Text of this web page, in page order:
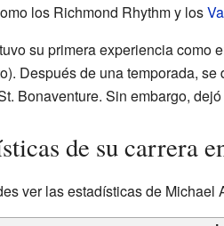
los Richmond Rhythm y los
su primera experiencia como
Después de una temporada,
Bonaventure. Sin embargo,
de su carrera
ver las estadísticas de Michael